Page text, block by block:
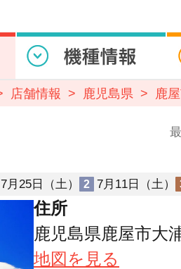
店舗情報 鹿児島県 鹿
7月25日（土） 2 7月11日（土）
住所
鹿児島県鹿屋市大
地図を見る